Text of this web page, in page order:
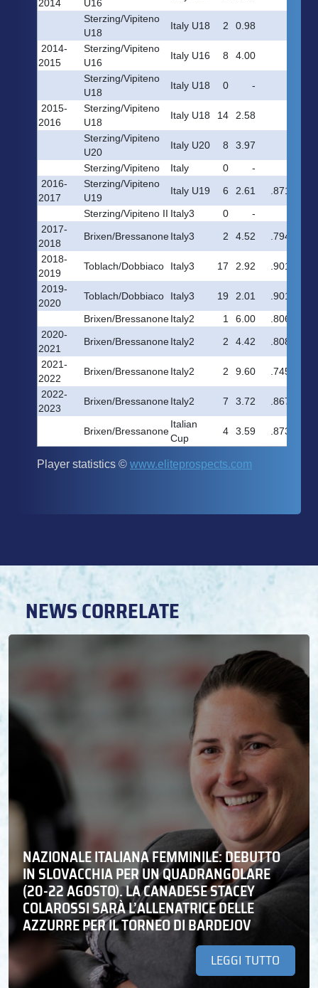
NEWS CORRELATE
NAZIONALE ITALIANA FEMMINILE: DEBUTTO
IN SLOVACCHIA PER UN QUADRANGOLARE
(20-22 AGOSTO). LA CANADESE STACEY
COLAROSSI SARÀ L’ALLENATRICE DELLE
AZZURRE PER IL TORNEO DI BARDEJOV
LEGGI TUTTO